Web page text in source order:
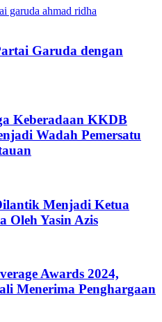
Garuda dengan
Keberadaan KKDB
Wadah Pemersatu
Menjadi Ketua
Oleh Yasin Azis
Awards 2024,
Menerima Penghargaan